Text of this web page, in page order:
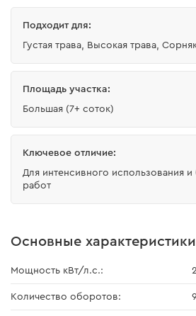
Подходит для:
Густая трава, Высокая трава,
Площадь участка:
Большая (7+ соток)
Ключевое отличие:
Для интенсивного использования
работ
Основные характеристики
Мощность кВт/л.с.:
Количество оборотов: